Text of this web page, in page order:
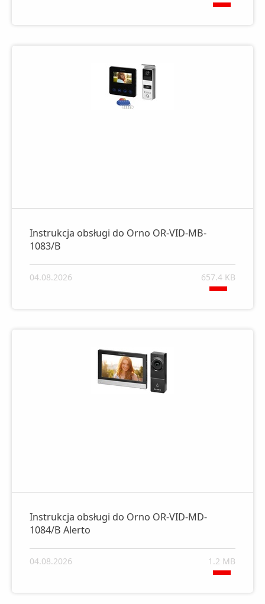
Instrukcja obsługi do Orno OR-VID-MB-
1083/B
657.4 KB
04.08.2026
Instrukcja obsługi do Orno OR-VID-MD-
1084/B Alerto
1.2 MB
04.08.2026